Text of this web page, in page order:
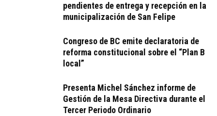
pendientes de entrega y recepción en la
municipalización de San Felipe
Congreso de BC emite declaratoria de
reforma constitucional sobre el “Plan B
local”
Presenta Michel Sánchez informe de
Gestión de la Mesa Directiva durante el
Tercer Periodo Ordinario